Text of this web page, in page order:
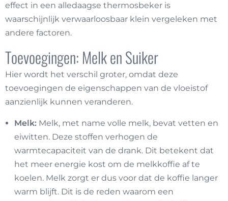
effect in een alledaagse thermosbeker is
waarschijnlijk verwaarloosbaar klein vergeleken met
andere factoren.
Toevoegingen: Melk en Suiker
Hier wordt het verschil groter, omdat deze
toevoegingen de eigenschappen van de vloeistof
aanzienlijk kunnen veranderen.
Melk: Melk, met name volle melk, bevat vetten en
eiwitten. Deze stoffen verhogen de
warmtecapaciteit van de drank. Dit betekent dat
het meer energie kost om de melkkoffie af te
koelen. Melk zorgt er dus voor dat de koffie langer
warm blijft. Dit is de reden waarom een